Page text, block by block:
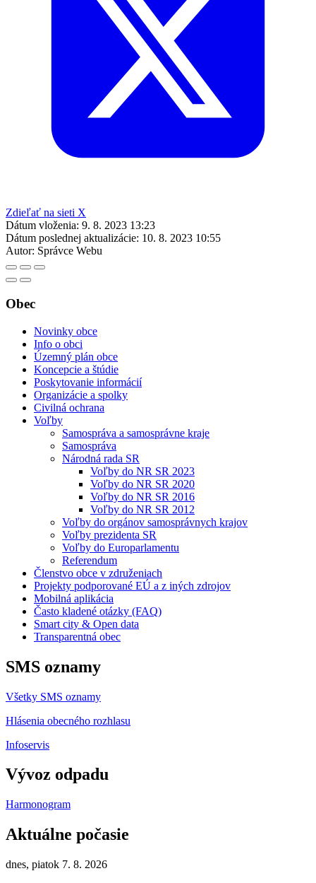
Zdieľať na sieti X
Dátum vloženia: 9. 8. 2023 13:23
Dátum poslednej aktualizácie: 10. 8. 2023 10:55
Autor: Správce Webu
Obec
Novinky obce
Info o obci
Územný plán obce
Koncepcie a štúdie
Poskytovanie informácií
Organizácie a spolky
Civilná ochrana
Voľby
Samospráva a samosprávne kraje
Samospráva
Národná rada SR
Voľby do NR SR 2023
Voľby do NR SR 2020
Voľby do NR SR 2016
Voľby do NR SR 2012
Voľby do orgánov samosprávnych krajov
Voľby prezidenta SR
Voľby do Europarlamentu
Referendum
Členstvo obce v združeniach
Projekty podporované EÚ a z iných zdrojov
Mobilná aplikácia
Často kladené otázky (FAQ)
Smart city & Open data
Transparentná obec
SMS oznamy
Všetky SMS oznamy
Hlásenia obecného rozhlasu
Infoservis
Vývoz odpadu
Harmonogram
Aktuálne počasie
dnes, piatok 7. 8. 2026